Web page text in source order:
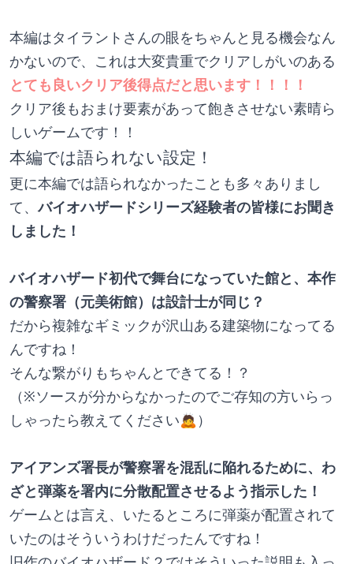
本編はタイラントさんの眼をちゃんと見る機会なん
かないので、これは大変貴重でクリアしがいのある
とても良いクリア後得点だと思います！！！！
クリア後もおまけ要素があって飽きさせない素晴ら
しいゲームです！！
本編では語られない設定！
更に本編では語られなかったことも多々ありまし
て、バイオハザードシリーズ経験者の皆様にお聞き
しました！
バイオハザード初代で舞台になっていた館と、本作
の警察署（元美術館）は設計士が同じ？
だから複雑なギミックが沢山ある建築物になってる
んですね！
そんな繋がりもちゃんとできてる！？
（※ソースが分からなかったのでご存知の方いらっ
しゃったら教えてください🙇）
アイアンズ署長が警察署を混乱に陥れるために、わ
ざと弾薬を署内に分散配置させるよう指示した！
ゲームとは言え、いたるところに弾薬が配置されて
いたのはそういうわけだったんですね！